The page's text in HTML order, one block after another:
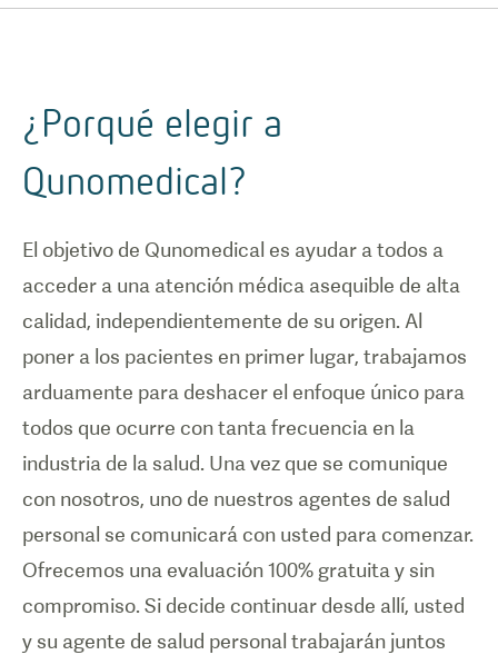
¿Porqué elegir a
Qunomedical?
El objetivo de Qunomedical es ayudar a todos a
acceder a una atención médica asequible de alta
calidad, independientemente de su origen. Al
poner a los pacientes en primer lugar, trabajamos
arduamente para deshacer el enfoque único para
todos que ocurre con tanta frecuencia en la
industria de la salud. Una vez que se comunique
con nosotros, uno de nuestros agentes de salud
personal se comunicará con usted para comenzar.
Ofrecemos una evaluación 100% gratuita y sin
compromiso. Si decide continuar desde allí, usted
y su agente de salud personal trabajarán juntos